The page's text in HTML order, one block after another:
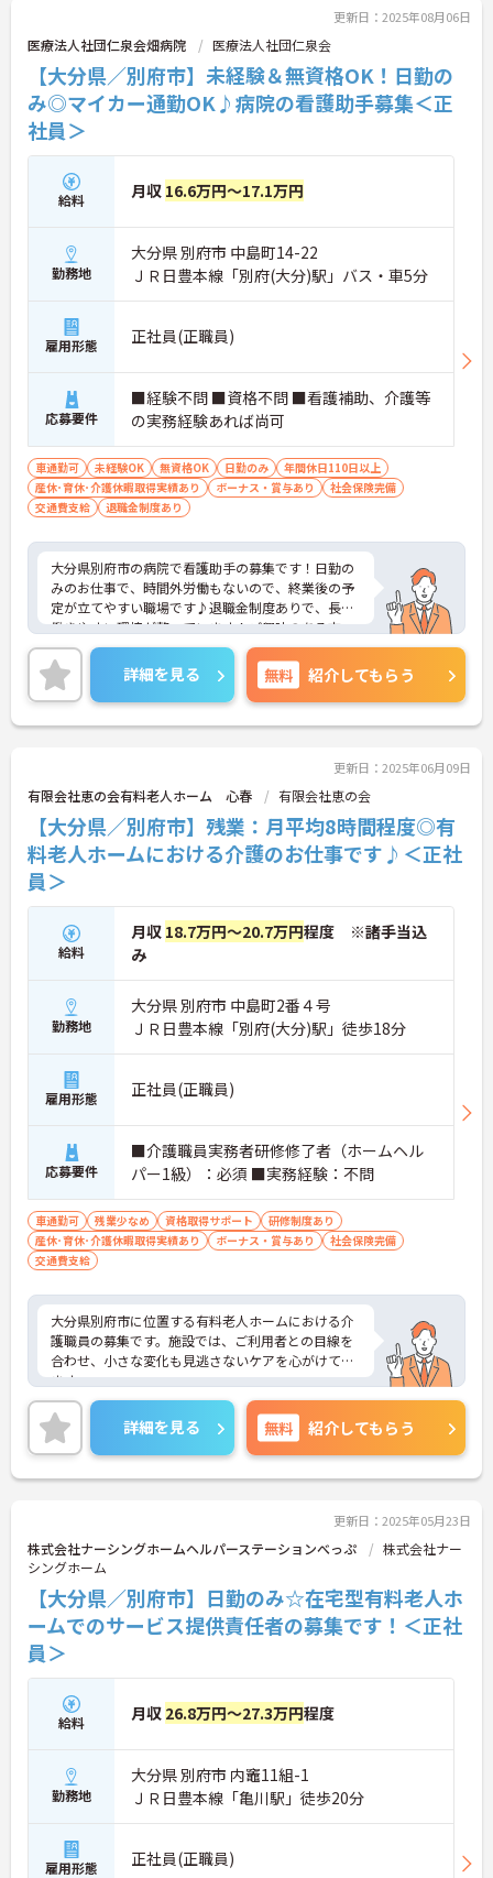
更新日：2025年08月06日
医療法人社団仁泉会畑病院 医療法人社団仁泉会
【大分県／別府市】未経験＆無資格OK！日勤の
み◎マイカー通勤OK♪病院の看護助手募集＜正
社員＞
給料 月収 16.6万円～17.1万円
勤務地
大分県 別府市 中島町14-22
ＪＲ日豊本線「別府(大分)駅」バス・車5分
雇用形態 正社員(正職員)
応募要件
■経験不問 ■資格不問 ■看護補助、介護等
の実務経験あれば尚可
車通勤可 未経験OK 無資格OK 日勤のみ
年間休日110日以上
産休･育休･介護休暇取得実績あり
ボーナス・賞与あり
社会保険完備
交通費支給
退職金制度あり
大分県別府市の病院で看護助手の募集です！日勤の
みのお仕事で、時間外労働もないので、終業後の予
定が立てやすい職場です♪退職金制度ありで、長く
働きやすい環境が整っています！ご興味のある方
は、面接ポイントをお伝えしますので、お気軽にご
連絡ください。詳細を見る 無料 紹介してもらう
更新日：2025年06月09日
有限会社恵の会有料老人ホーム 心春 有限会社恵の会
【大分県／別府市】残業：月平均8時間程度◎有
料老人ホームにおける介護のお仕事です♪＜正社
員＞
給料
月収 18.7万円～20.7万円程度 ※諸手当込
み
勤務地
大分県 別府市 中島町2番４号
ＪＲ日豊本線「別府(大分)駅」徒歩18分
雇用形態 正社員(正職員)
応募要件
■介護職員実務者研修修了者（ホームヘル
パー1級）：必須 ■実務経験：不問
車通勤可 残業少なめ 資格取得サポート
研修制度あり
産休･育休･介護休暇取得実績あり
ボーナス・賞与あり
社会保険完備
交通費支給
大分県別府市に位置する有料老人ホームにおける介
護職員の募集です。施設では、ご利用者との目線を
合わせ、小さな変化も見逃さないケアを心がけてい
ます。
残業は月平均8時間程度なので、ワークライフバラ
ンスを保ちながらご勤務いただけます。
ご興味のある方には、面接対策ポイントなど、さら
に詳細をお話しいたしますのでお気軽にご相談くだ
さい！
詳細を見る 無料 紹介してもらう
更新日：2025年05月23日
株式会社ナーシングホームヘルパーステーションべっぷ
株式会社ナー
シングホーム
【大分県／別府市】日勤のみ☆在宅型有料老人ホ
ームでのサービス提供責任者の募集です！＜正社
員＞
給料 月収 26.8万円～27.3万円程度
勤務地
大分県 別府市 内竈11組-1
ＪＲ日豊本線「亀川駅」徒歩20分
雇用形態 正社員(正職員)